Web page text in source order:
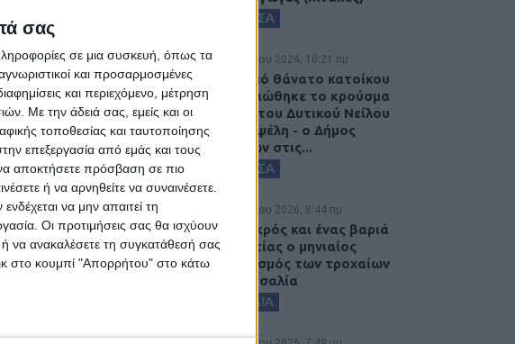
σας
σε μια συσκευή, όπως τα
και προσαρμοσμένες
και περιεχόμενο, μέτρηση
Με την άδειά σας, εμείς και οι
τοποθεσίας και ταυτοποίησης
επεξεργασία από εμάς και τους
αποκτήσετε πρόσβαση σε πιο
ή να αρνηθείτε να συναινέσετε.
να μην απαιτεί τη
Οι προτιμήσεις σας θα ισχύουν
ή να ανακαλέσετε τη συγκατάθεσή σας
στο κουμπί "Απορρήτου" στο κάτω
ΚΑΡΔΙΤΣΑ
7 Αυγούστου 2026, 10:21 πμ
Μετά από θάνατο κατοίκου
επιβεβαιώθηκε το κρούσμα
του ιού του Δυτικού Νείλου
στην Κυψέλη - ο Δήμος
Σοφάδων στις...
ΚΑΡΔΙΤΣΑ
7 Αυγούστου 2026, 8:44 πμ
Ένας νεκρός και ένας βαριά
τραυματίας ο μηνιαίος
απολογισμός των τροχαίων
στη Θεσσαλία
ΘΕΣΣΑΛΙΑ